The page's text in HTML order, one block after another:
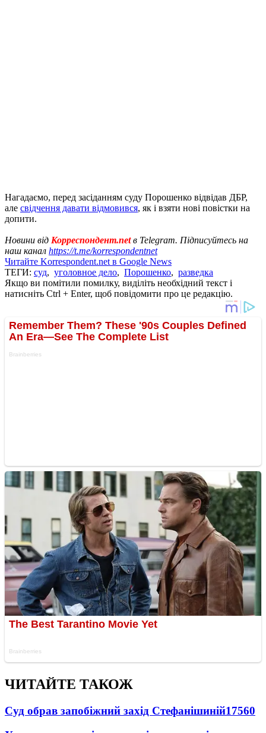
Нагадаємо, перед засіданням суду Порошенко відвідав ДБР,
але свідчення давати відмовився, як і взяти нові повістки на
допити.
Новини від Корреспондент.netв Telegram. Підписуйтесь на
наш канал https://t.me/korrespondentnet
Читайте Korrespondent.net в Google News
ТЕГИ: суд, уголовное дело, Порошенко, разведка
Якщо ви помітили помилку, виділіть необхідний текст і
натисніть Ctrl + Enter, щоб повідомити про це редакцію.
ЧИТАЙТЕ ТАКОЖ
Суд обрав запобіжний захід Стефанішиній17560